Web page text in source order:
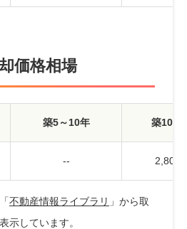
価格相場
築5～10年 築10～
-- 2,800
不動産情報ライブラリ 」から取
示しています。